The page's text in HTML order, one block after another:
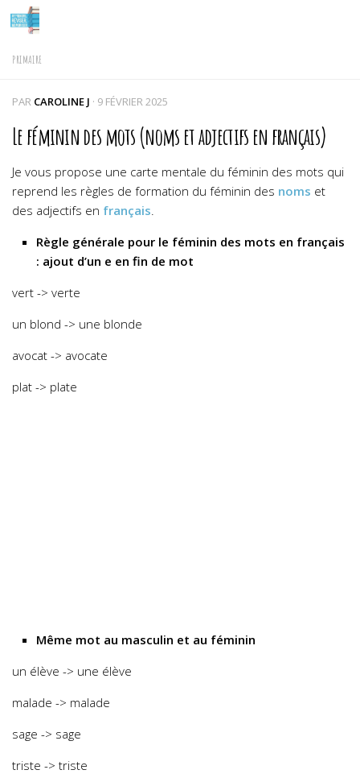
Skip to content
PRIMAIRE
PAR CAROLINE J · 9 FÉVRIER 2025
Le féminin des mots (noms et adjectifs en français)
Je vous propose une carte mentale du féminin des mots qui
reprend les règles de formation du féminin des noms et
des adjectifs en français.
Règle générale pour le féminin des mots en français
: ajout d’un e en fin de mot
vert -> verte
un blond -> une blonde
avocat -> avocate
plat -> plate
Même mot au masculin et au féminin
un élève -> une élève
malade -> malade
sage -> sage
triste -> triste